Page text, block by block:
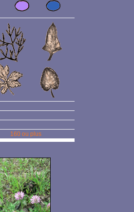
160 ou plus